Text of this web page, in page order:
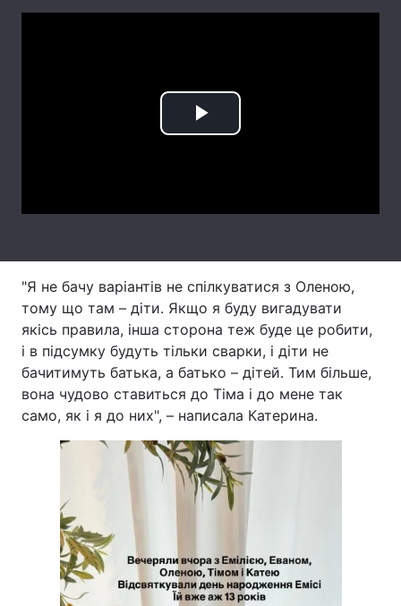
Тема оформлення
Play
"Я не бачу варіантів не спілкуватися з Оленою,
тому що там – діти. Якщо я буду вигадувати
якісь правила, інша сторона теж буде це робити,
і в підсумку будуть тільки сварки, і діти не
бачитимуть батька, а батько – дітей. Тим більше,
вона чудово ставиться до Тіма і до мене так
само, як і я до них", – написала Катерина.